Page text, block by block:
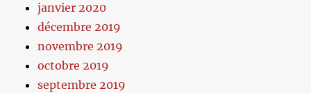
janvier 2020
décembre 2019
novembre 2019
octobre 2019
septembre 2019